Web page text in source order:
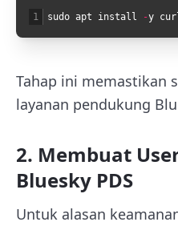
1 sudo apt install -y
Tahap ini memastikan
layanan pendukung
2. Membuat
Bluesky PDS
Untuk alasan